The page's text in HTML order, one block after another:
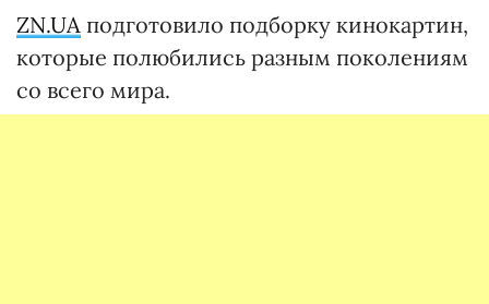
ZN.UA подготовило подборку кинокартин,
которые полюбились разным поколениям
со всего мира.